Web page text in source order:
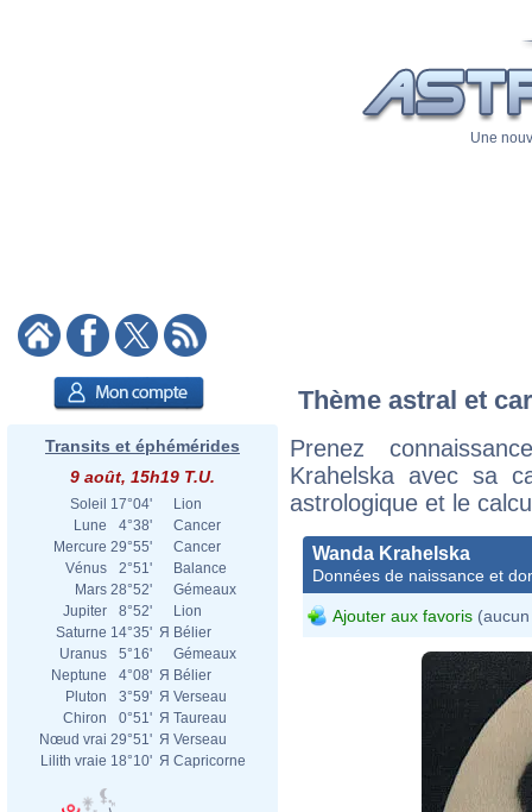
Une
Transits et éphémérides
9 août, 15h19 T.U.
Soleil 17°04'
Lion
Lune
4°38'
Cancer
Mercure 29°55'
Cancer
Vénus
2°51'
Balance
Mars 28°52'
Gémeaux
Jupiter
8°52'
Lion
Saturne 14°35' Я Bélier
Uranus
5°16'
Gémeaux
Neptune
4°08' Я Bélier
Pluton
3°59' Я Verseau
Chiron
0°51' Я Taureau
Nœud vrai 29°51' Я Verseau
Lilith vraie 18°10' Я Capricorne
Thème astral et
Prenez
Krahelska avec sa
astrologique et le
Wanda Krahelska
Données de naissance et
Ajouter aux favoris